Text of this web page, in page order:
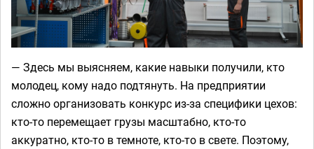
— Здесь мы выясняем, какие навыки получили, кто
молодец, кому надо подтянуть. На предприятии
сложно организовать конкурс из-за специфики цехов:
кто-то перемещает грузы масштабно, кто-то
аккуратно, кто-то в темноте, кто-то в свете. Поэтому,